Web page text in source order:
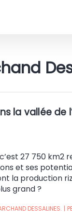
la vallée de
27 750 km2
et ses
la production
grand ?
DESSALINES. |